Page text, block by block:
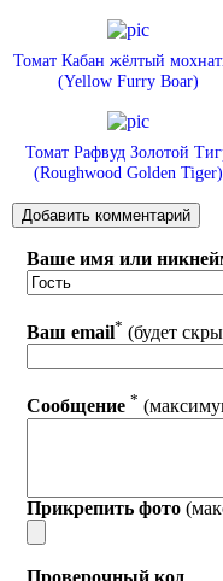
Томат Кабан жёлтый
(Yellow Furry Boar)
Томат Рафвуд Золотой
(Roughwood Golden Tiger)
Ваше имя или
Ваш email* (будет
Сообщение *
Прикрепить фото
Проверочный код